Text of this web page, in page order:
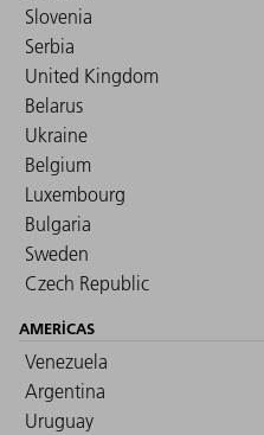
Slovenia
Serbia
United Kingdom
Belarus
Ukraine
Belgium
Luxembourg
Bulgaria
Sweden
Czech Republic
AMERICAS
Venezuela
Argentina
Uruguay